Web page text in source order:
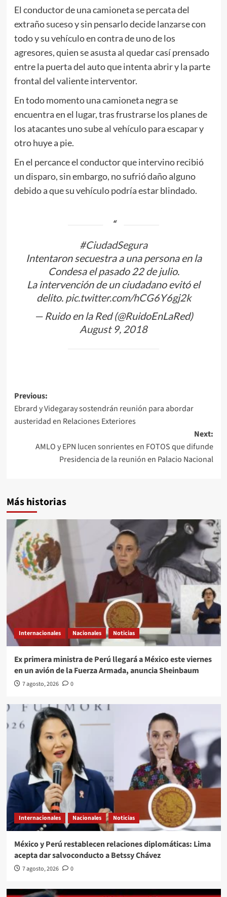
El conductor de una camioneta se percata del
extraño suceso y sin pensarlo decide lanzarse con
todo y su vehículo en contra de uno de los
agresores, quien se asusta al quedar casí prensado
entre la puerta del auto que intenta abrir y la parte
frontal del valiente interventor.
En todo momento una camioneta negra se
encuentra en el lugar, tras frustrarse los planes de
los atacantes uno sube al vehículo para escapar y
otro huye a pie.
En el percance el conductor que intervino recibió
un disparo, sin embargo, no sufrió daño alguno
debido a que su vehículo podría estar blindado.
#CiudadSegura
Intentaron secuestra a una persona en la
Condesa el pasado 22 de julio.
La intervención de un ciudadano evitó el
delito. pic.twitter.com/hCG6Y6gj2k
— Ruido en la Red (@RuidoEnLaRed)
August 9, 2018
Post
navigation
Previous:
Ebrard y Videgaray sostendrán reunión para abordar
austeridad en Relaciones Exteriores
Next:
AMLO y EPN lucen sonrientes en FOTOS que difunde
Presidencia de la reunión en Palacio Nacional
Más historias
Internacionales Nacionales Noticias
Ex primera ministra de Perú llegará a México este viernes
en un avión de la Fuerza Armada, anuncia Sheinbaum
7 agosto, 2026 0
Internacionales Nacionales Noticias
México y Perú restablecen relaciones diplomáticas: Lima
acepta dar salvoconducto a Betssy Chávez
7 agosto, 2026 0